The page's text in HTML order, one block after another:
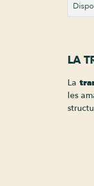
LA
La
les